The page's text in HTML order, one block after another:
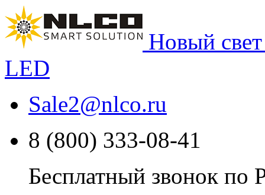
Новый
LED
Sale2@nlco.ru
8 (800) 333-08-41
Бесплатный звонок по